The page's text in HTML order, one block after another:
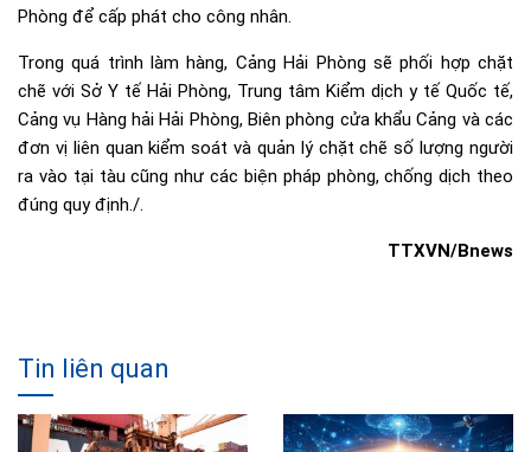
Phòng để cấp phát cho công nhân.
Trong quá trình làm hàng, Cảng Hải Phòng sẽ phối hợp chặt
chẽ với Sở Y tế Hải Phòng, Trung tâm Kiểm dịch y tế Quốc tế,
Cảng vụ Hàng hải Hải Phòng, Biên phòng cửa khẩu Cảng và các
đơn vị liên quan kiểm soát và quản lý chặt chẽ số lượng người
ra vào tại tàu cũng như các biện pháp phòng, chống dịch theo
đúng quy định./.
TTXVN/Bnews
Tin liên quan